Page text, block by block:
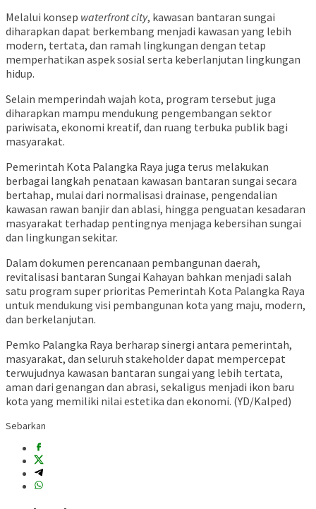
Melalui konsep waterfront city, kawasan bantaran sungai
diharapkan dapat berkembang menjadi kawasan yang lebih
modern, tertata, dan ramah lingkungan dengan tetap
memperhatikan aspek sosial serta keberlanjutan lingkungan
hidup.
Selain memperindah wajah kota, program tersebut juga
diharapkan mampu mendukung pengembangan sektor
pariwisata, ekonomi kreatif, dan ruang terbuka publik bagi
masyarakat.
Pemerintah Kota Palangka Raya juga terus melakukan
berbagai langkah penataan kawasan bantaran sungai secara
bertahap, mulai dari normalisasi drainase, pengendalian
kawasan rawan banjir dan ablasi, hingga penguatan kesadaran
masyarakat terhadap pentingnya menjaga kebersihan sungai
dan lingkungan sekitar.
Dalam dokumen perencanaan pembangunan daerah,
revitalisasi bantaran Sungai Kahayan bahkan menjadi salah
satu program super prioritas Pemerintah Kota Palangka Raya
untuk mendukung visi pembangunan kota yang maju, modern,
dan berkelanjutan.
Pemko Palangka Raya berharap sinergi antara pemerintah,
masyarakat, dan seluruh stakeholder dapat mempercepat
terwujudnya kawasan bantaran sungai yang lebih tertata,
aman dari genangan dan abrasi, sekaligus menjadi ikon baru
kota yang memiliki nilai estetika dan ekonomi. (YD/Kalped)
Sebarkan